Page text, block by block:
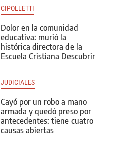
CIPOLLETTI
Dolor en la comunidad
educativa: murió la
histórica directora de la
Escuela Cristiana Descubrir
JUDICIALES
Cayó por un robo a mano
armada y quedó preso por
antecedentes: tiene cuatro
causas abiertas